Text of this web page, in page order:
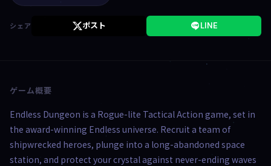
シェア ポスト LINE
ゲーム概要
Endless Dungeon is a Rogue-lite Tactical Action game, set in
the award-winning Endless universe. Recruit a team of
shipwrecked heroes, plunge into a long-abandoned space
station, and protect your crystal against never-ending waves